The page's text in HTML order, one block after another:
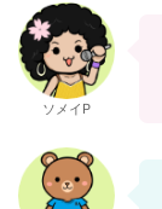
ソメイP